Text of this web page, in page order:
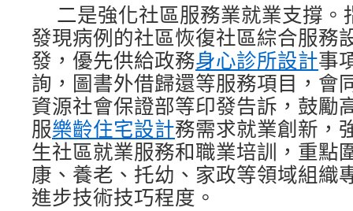
二是強化社區服務業就業支撐
發現病例的社區恢復社區綜合服務
發，優先供給政務身心診所設計事
詢，圖書外借歸還等服務項目，會
資源社會保證部等印發告訴，鼓勵
服樂齡住宅設計務需求就業創新，
生社區就業服務和職業培訓，重點
康、養老、托幼、家政等領域組織
進步技術技巧程度。